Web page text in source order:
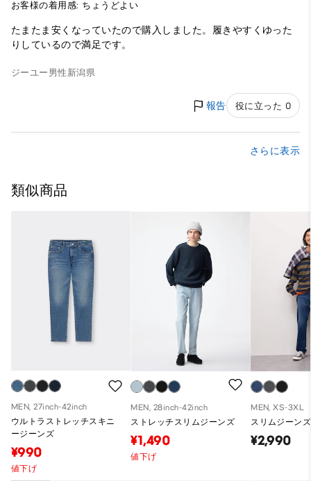
お客様の着用感: ちょうどよい
たまたま安くなっていたので購入しました。履きやすくゆった
りしているので満足です。
ジーユー 男性 新潟県
報告 役に立った 0
さらに表示
類似商品
MEN, 27inch-42inch
ウルトラストレッチスキニ
ージーンズ
¥990
値下げ
MEN, 28inch-42inch
ストレッチスリムジーンズ
¥1,490
値下げ
MEN, XS-3XL
スリムジーン
¥2,990